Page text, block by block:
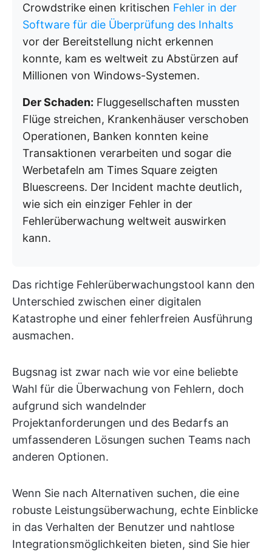
Crowdstrike einen kritischen Fehler in der
Software für die Überprüfung des Inhalts
vor der Bereitstellung nicht erkennen
konnte, kam es weltweit zu Abstürzen auf
Millionen von Windows-Systemen.
Der Schaden: Fluggesellschaften mussten
Flüge streichen, Krankenhäuser verschoben
Operationen, Banken konnten keine
Transaktionen verarbeiten und sogar die
Werbetafeln am Times Square zeigten
Bluescreens. Der Incident machte deutlich,
wie sich ein einziger Fehler in der
Fehlerüberwachung weltweit auswirken
kann.
Das richtige Fehlerüberwachungstool kann den
Unterschied zwischen einer digitalen
Katastrophe und einer fehlerfreien Ausführung
ausmachen.
Bugsnag ist zwar nach wie vor eine beliebte
Wahl für die Überwachung von Fehlern, doch
aufgrund sich wandelnder
Projektanforderungen und des Bedarfs an
umfassenderen Lösungen suchen Teams nach
anderen Optionen.
Wenn Sie nach Alternativen suchen, die eine
robuste Leistungsüberwachung, echte Einblicke
in das Verhalten der Benutzer und nahtlose
Integrationsmöglichkeiten bieten, sind Sie hier